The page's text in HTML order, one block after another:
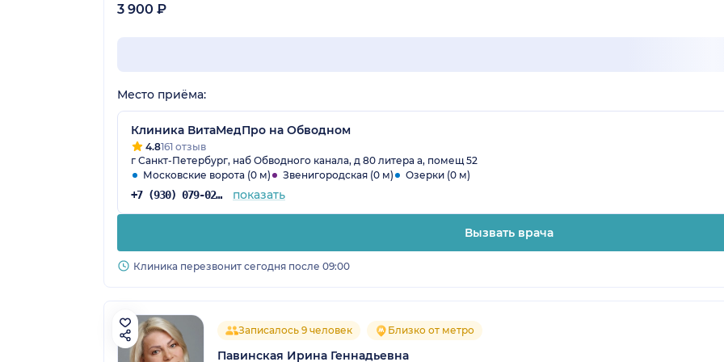
3 900 ₽
Место приёма:
Клиника ВитаМедПро на Обводном
4.8161 отзыв
г Санкт-Петербург, наб Обводного канала, д 80 литера а, помещ 52
Московские ворота (0 м)
Звенигородская (0 м) Озерки (0 м)
+7 (930) 079-02-43 показать
Вызвать врача
Клиника перезвонит сегодня после 09:00
Записалось 9 человек Близко от метро
Павинская Ирина Геннадьевна